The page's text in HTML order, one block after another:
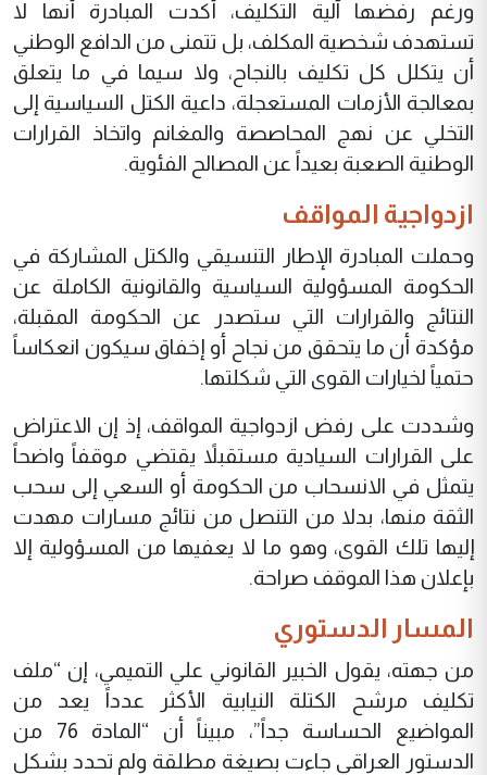
ورغم رفضها آلية التكليف، أكدت المبادرة أنها لا
تستهدف شخصية المكلف، بل تتمنى من الدافع الوطني
أن يتكلل كل تكليف بالنجاح، ولا سيما في ما يتعلق
بمعالجة الأزمات المستعجلة، داعية الكتل السياسية إلى
التخلي عن نهج المحاصصة والمغانم واتخاذ القرارات
الوطنية الصعبة بعيداً عن المصالح الفئوية.
ازدواجية المواقف
وحملت المبادرة الإطار التنسيقي والكتل المشاركة في
الحكومة المسؤولية السياسية والقانونية الكاملة عن
النتائج والقرارات التي ستصدر عن الحكومة المقبلة،
مؤكدة أن ما يتحقق من نجاح أو إخفاق سيكون انعكاساً
حتمياً لخيارات القوى التي شكلتها.
وشددت على رفض ازدواجية المواقف، إذ إن الاعتراض
على القرارات السيادية مستقبلاً يقتضي موقفاً واضحاً
يتمثل في الانسحاب من الحكومة أو السعي إلى سحب
الثقة منها، بدلا من التنصل من نتائج مسارات مهدت
إليها تلك القوى، وهو ما لا يعفيها من المسؤولية إلا
بإعلان هذا الموقف صراحة.
المسار الدستوري
من جهته، يقول الخبير القانوني علي التميمي، إن “ملف
تكليف مرشح الكتلة النيابية الأكثر عدداً يعد من
المواضيع الحساسة جداً”، مبيناً أن “المادة 76 من
الدستور العراقي جاءت بصيغة مطلقة ولم تحدد بشكل